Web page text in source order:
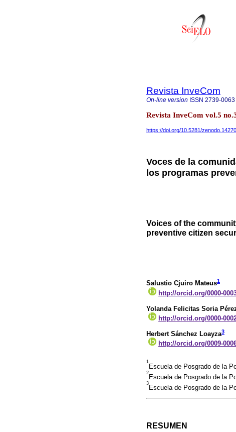
Revista InveCom
On-line version ISSN 2739-0063
Revista InveCom vol.5
https://doi.org/10.5281/
Voces de la
los programas
Voices of the
preventive citizen
Salustio Cjuiro Mateus1
http://orcid.org/0000-
Yolanda Felicitas Soria
http://orcid.org/0000-
Herbert Sánchez Loayza3
http://orcid.org/0009-
1
Escuela de Posgrado de la
2
Escuela de Posgrado de la
3
Escuela de Posgrado de la
RESUMEN